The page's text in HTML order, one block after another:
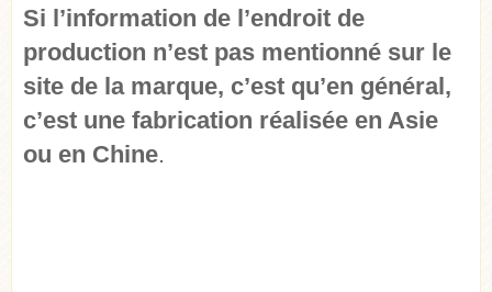
Si l’information de l’endroit de
production n’est pas mentionné sur le
site de la marque, c’est qu’en général,
c’est une fabrication réalisée en Asie
ou en Chine.